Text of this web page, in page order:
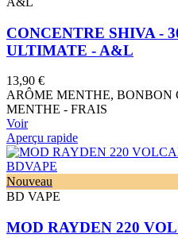
CONCENTRE SHIVA -
ULTIMATE - A&L
13,90 €
ARÔME MENTHE, BONBON
MENTHE - FRAIS
Voir
Aperçu rapide
Nouveau
BD VAPE
MOD RAYDEN 220